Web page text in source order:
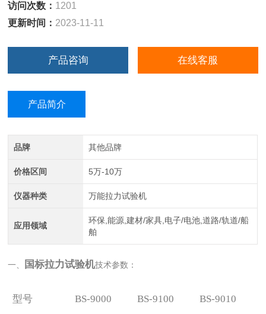
访问次数： 1201
更新时间： 2023-11-11
产品咨询 在线客服
产品简介
品牌 其他品牌
价格区间 5万-10万
仪器种类 万能拉力试验机
应用领域
环保,能源,建材/家具,电子/电池,道路/轨道/船
舶
一、 国标拉力试验机技术参数：
型号 BS-9000 BS-9100 BS-9010